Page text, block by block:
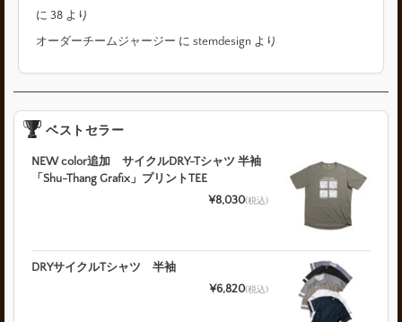
に38 より
オーダーチームジャージー にstemdesign より
ベストセラー
NEW color追加 サイクルDRY-Tシャツ 半袖
「Shu-Thang Grafix」プリントTEE
¥8,030(税込)
DRYサイクルTシャツ 半袖
¥6,820(税込)